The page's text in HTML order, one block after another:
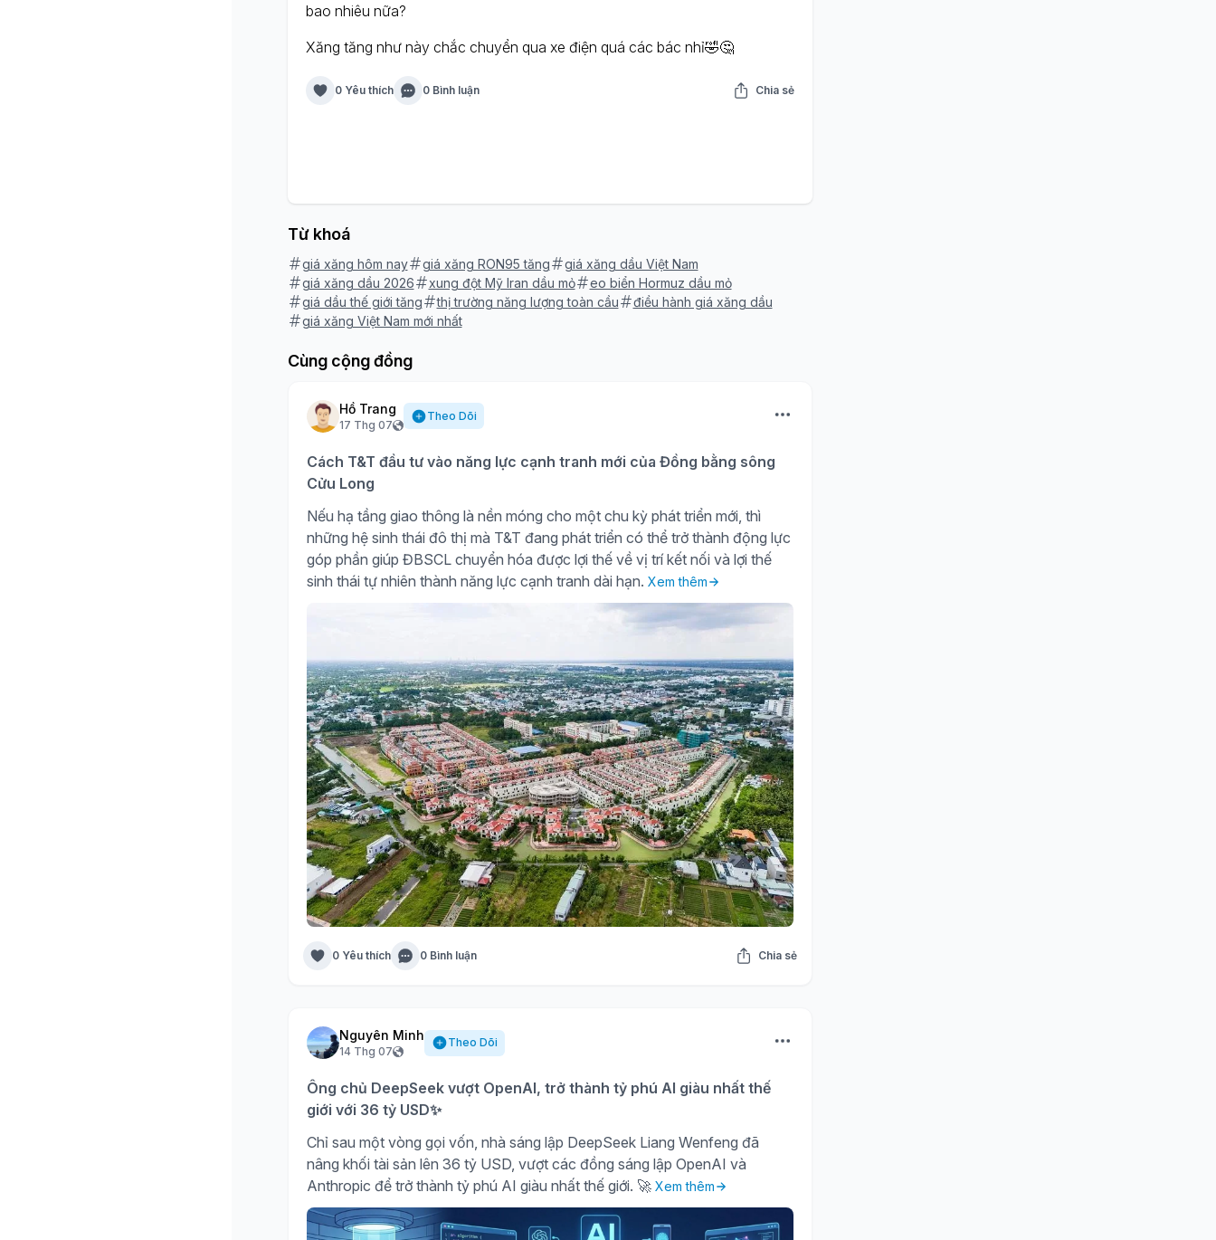
bao nhiêu nữa?
Xăng tăng như này chắc chuyển qua xe điện quá các bác nhỉ🤣🤔
0 Yêu thích 0 Bình luận Chia sẻ
Từ khoá
giá xăng hôm nay giá xăng RON95 tăng
giá xăng dầu Việt Nam
giá xăng dầu 2026
xung đột Mỹ Iran dầu mỏ
eo biển Hormuz dầu mỏ
giá dầu thế giới tăng
thị trường năng lượng toàn cầu
điều hành giá xăng dầu
giá xăng Việt Nam mới nhất
Cùng cộng đồng
Hồ Trang
17 Thg 07
Theo Dõi
Cách T&T đầu tư vào năng lực cạnh tranh mới của Đồng bằng sông
Cửu Long
Nếu hạ tầng giao thông là nền móng cho một chu kỳ phát triển mới, thì
những hệ sinh thái đô thị mà T&T đang phát triển có thể trở thành động lực
góp phần giúp ĐBSCL chuyển hóa được lợi thế về vị trí kết nối và lợi thế
sinh thái tự nhiên thành năng lực cạnh tranh dài hạn. Xem thêm
0 Yêu thích 0 Bình luận Chia sẻ
Nguyên Minh
14 Thg 07
Theo Dõi
Ông chủ DeepSeek vượt OpenAI, trở thành tỷ phú AI giàu nhất thế
giới với 36 tỷ USD✨
Chỉ sau một vòng gọi vốn, nhà sáng lập DeepSeek Liang Wenfeng đã
nâng khối tài sản lên 36 tỷ USD, vượt các đồng sáng lập OpenAI và
Anthropic để trở thành tỷ phú AI giàu nhất thế giới. 🚀 Xem thêm